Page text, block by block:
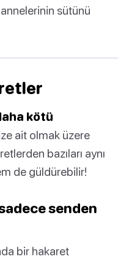
sütünü
kötü
ait olmak üzere
bazıları aynı
de güldürebilir!
senden
bir hakaret